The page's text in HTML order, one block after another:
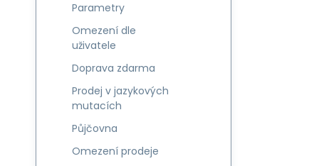
Parametry
Omezení dle
uživatele
Doprava zdarma
Prodej v jazykových
mutacích
Půjčovna
Omezení prodeje